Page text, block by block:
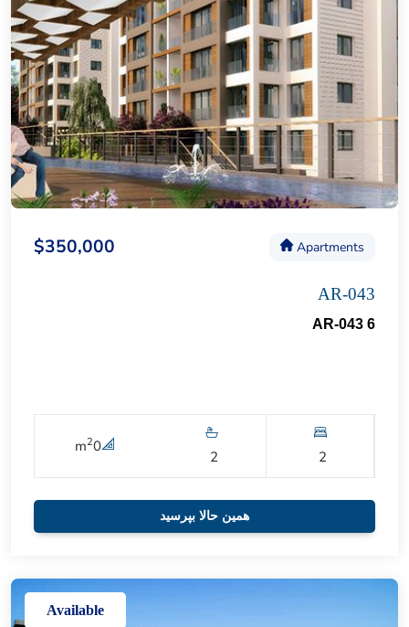
Apartments
$350,000
AR-043
AR-043 6
2
2
0
m2
همین حالا بپرسید
Available